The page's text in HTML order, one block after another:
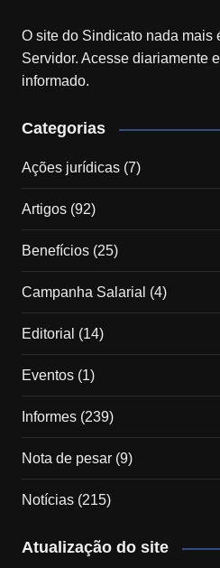
O site do Sindicato nada mais
Servidor. Acesse diariamente
informado.
Categorias
Ações jurídicas(7)
Artigos(92)
Benefícios(25)
Campanha Salarial (4)
Editorial (14)
Eventos(1)
Informes(239)
Nota de pesar(9)
Notícias(215)
Atualização do site